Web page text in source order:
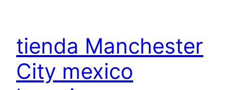
tienda Manchester
City mexico